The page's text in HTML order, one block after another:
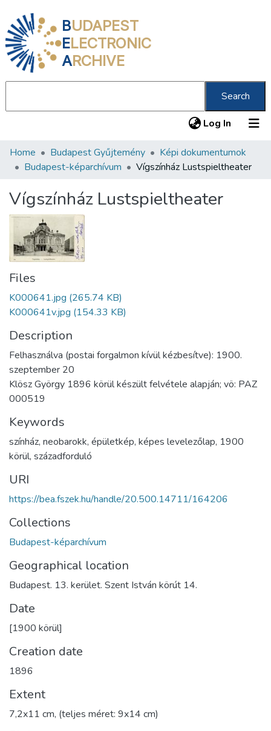
BUDAPEST
ELECTRONIC
ARCHIVE
Search
Log In (current)
Communities & Collections
Statistics
About us
Home Budapest Gyűjtemény
Képi dokumentumok
Budapest-képarchívum
Vígszínház Lustspieltheater
Vígszínház Lustspieltheater
Files
K000641.jpg (265.74 KB)
K000641v.jpg (154.33 KB)
Description
Felhasználva (postai forgalmon kívül kézbesítve): 1900.
szeptember 20
Klösz György 1896 körül készült felvétele alapján; vö: PAZ
000519
Keywords
színház, neobarokk, épületkép, képes levelezőlap, 1900
körül, századforduló
URI
https://bea.fszek.hu/handle/20.500.14711/164206
Collections
Budapest-képarchívum
Geographical location
Budapest. 13. kerület. Szent István körút 14.
Date
[1900 körül]
Creation date
1896
Extent
7,2x11 cm, (teljes méret: 9x14 cm)